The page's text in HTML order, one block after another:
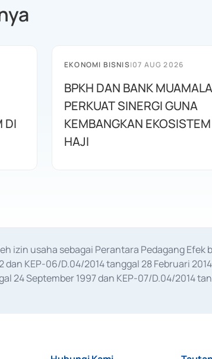
DI
EKONOMI BISNIS|07 AUG 2026
BPKH DAN BANK
PERKUAT SINERGI GUNA
KEMBANGKAN EKOSISTEM
HAJI
izin usaha sebagai Perantara Pedagang
dan KEP-06/D.04/2014 tanggal 28 Februari
24 September 1997 dan KEP-07/D.04/2014